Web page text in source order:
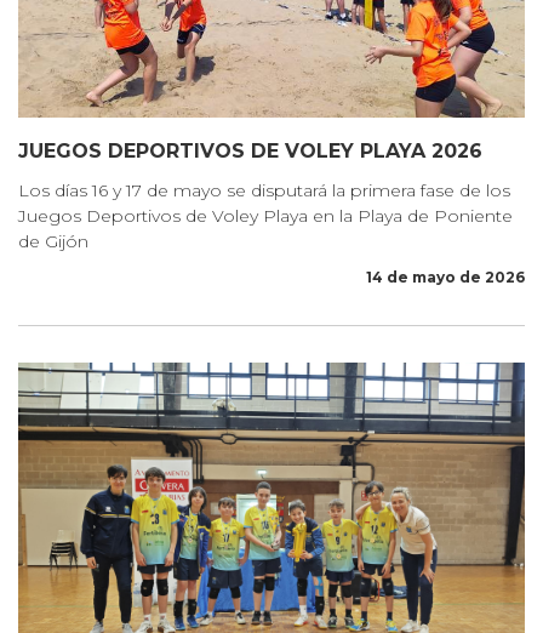
JUEGOS DEPORTIVOS DE VOLEY PLAYA 2026
Los días 16 y 17 de mayo se disputará la primera fase de los
Juegos Deportivos de Voley Playa en la Playa de Poniente
de Gijón
14 de mayo de 2026